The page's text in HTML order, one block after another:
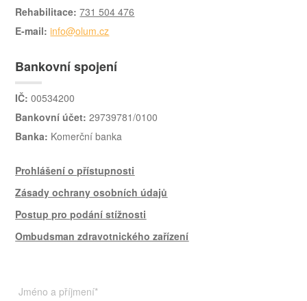
Rehabilitace: 731 504 476
E-mail: info@olum.cz
Bankovní spojení
IČ: 00534200
Bankovní účet: 29739781/0100
Banka: Komerční banka
Prohlášení o přístupnosti
Zásady ochrany osobních údajů
Postup pro podání stížnosti
Ombudsman zdravotnického zařízení
Jméno a příjmení*